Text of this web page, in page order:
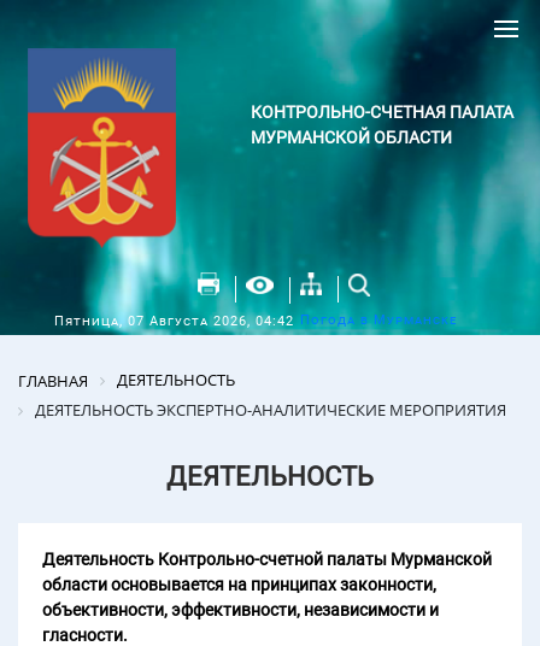
КОНТРОЛЬНО-СЧЕТНАЯ ПАЛАТА
МУРМАНСКОЙ ОБЛАСТИ
Пятница, 07 Августа 2026, 04:42 Погода в Мурманске
ГЛАВНАЯ
ДЕЯТЕЛЬНОСТЬ
ДЕЯТЕЛЬНОСТЬ ЭКСПЕРТНО-АНАЛИТИЧЕСКИЕ МЕРОПРИЯТИЯ
ДЕЯТЕЛЬНОСТЬ
Деятельность Контрольно-счетной палаты Мурманской
области основывается на принципах законности,
объективности, эффективности, независимости и
гласности.